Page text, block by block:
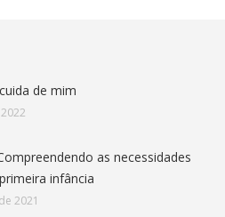
de mim
as necessidades
infância
2021